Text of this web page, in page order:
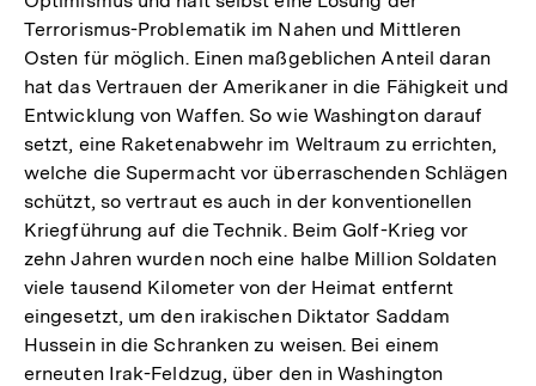
Terrorismus-Problematik im Nahen und Mittleren
Osten für möglich. Einen maßgeblichen Anteil daran
hat das Vertrauen der Amerikaner in die Fähigkeit und
Entwicklung von Waffen. So wie Washington darauf
setzt, eine Raketenabwehr im Weltraum zu errichten,
welche die Supermacht vor überraschenden Schlägen
schützt, so vertraut es auch in der konventionellen
Kriegführung auf die Technik. Beim Golf-Krieg vor
zehn Jahren wurden noch eine halbe Million Soldaten
viele tausend Kilometer von der Heimat entfernt
eingesetzt, um den irakischen Diktator Saddam
Hussein in die Schranken zu weisen. Bei einem
erneuten Irak-Feldzug, über den in Washington